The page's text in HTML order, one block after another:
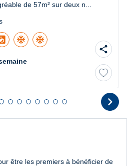
de 57m² sur deux n...
ac_unit ac_unit
share
chevron_right
sur 12
2 sur 12
3 sur 12
4 sur 12
5 sur 12
Diapositive 6 sur 12
Diapositive 7 sur 12
Diapositive 8 sur 12
Diapositive 9 sur 12
Diapositive 10 sur 12
Diapositive 11 sur 12
Diapositive 12 sur
être les premiers à bénéficier de